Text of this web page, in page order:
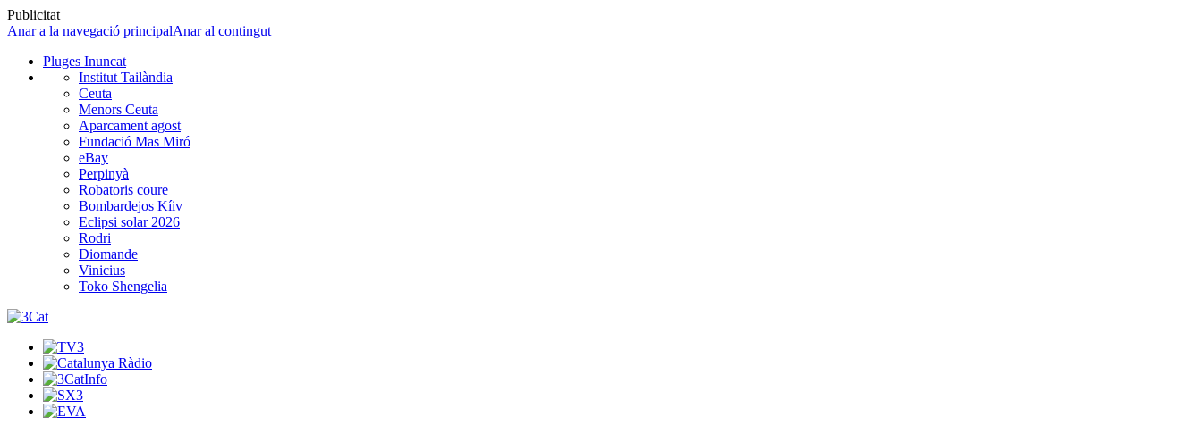
Publicitat
Anar a la navegació principalAnar al contingut
Pluges Inuncat
Institut Tailàndia
Ceuta
Menors Ceuta
Aparcament agost
Fundació Mas Miró
eBay
Perpinyà
Robatoris coure
Bombardejos Kíiv
Eclipsi solar 2026
Rodri
Diomande
Vinicius
Toko Shengelia